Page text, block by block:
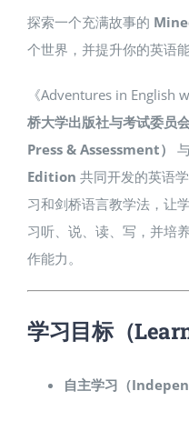
探索一个充满故事的
个世界，并提升你的英语
《Adventures in English
桥大学出版社与考试委
Press & Assessment）
Edition 共同开发的英语
习和剑桥语言教学法，让
习听、说、读、写，并培
作能力。
学习目标（
自主学习（